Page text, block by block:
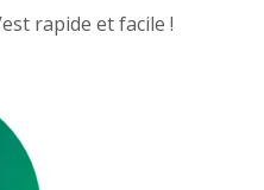
rapide et facile !